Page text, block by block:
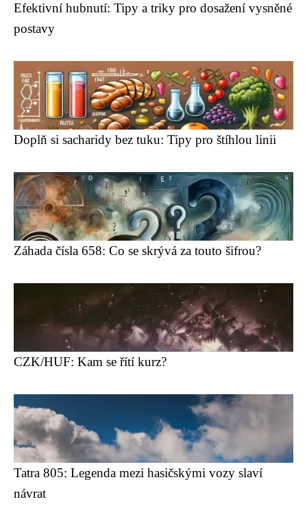
Efektivní hubnutí: Tipy a triky pro dosažení vysněné
postavy
Doplň si sacharidy bez tuku: Tipy pro štíhlou linii
Záhada čísla 658: Co se skrývá za touto šifrou?
CZK/HUF: Kam se řítí kurz?
Tatra 805: Legenda mezi hasičskými vozy slaví
návrat